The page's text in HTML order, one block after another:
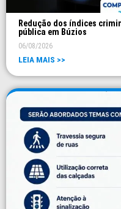
Redução dos índices
pública em Búzios
06/08/2026
LEIA MAIS >>